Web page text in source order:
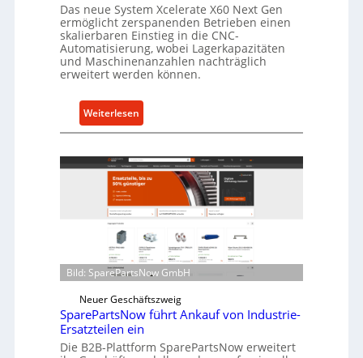
s
t
s
c
u
t
f
ü
r
i
d
i
r
k
t
e
Das neue System Xcelerate X60 Next Gen
ermöglicht zerspanenden Betrieben einen
skalierbaren Einstieg in die CNC-
Automatisierung, wobei Lagerkapazitäten
und Maschinenanzahlen nachträglich
erweitert werden können.
Weiterlesen
C
l
l
o
e
n
t
w
i
c
k
e
Bild: SparePartsNow GmbH
Neuer Geschäftszweig
SparePartsNow führt Ankauf von Industrie-
Ersatzteilen ein
Die B2B-Plattform SparePartsNow erweitert